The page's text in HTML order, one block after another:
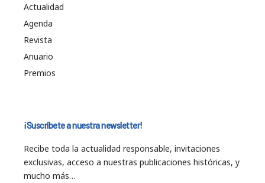
Actualidad
Agenda
Revista
Anuario
Premios
¡Suscríbete a nuestra newsletter!
Recibe toda la actualidad responsable, invitaciones
exclusivas, acceso a nuestras publicaciones históricas, y
mucho más…